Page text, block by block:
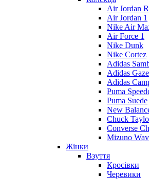
Air Jordan
Air Jordan 1
Nike Air
Air Force 1
Nike Dunk
Nike Cortez
Adidas
Adidas
Adidas
Puma
Puma Suede
New
Chuck
Converse
Mizuno
Жінки
Взуття
Кросівки
Черевики